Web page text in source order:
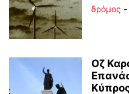
δρόμος -
Οζ